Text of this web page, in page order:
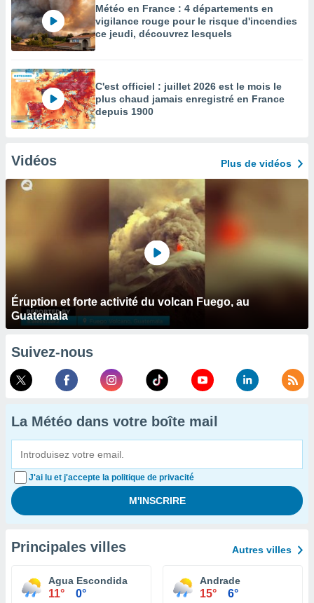
Météo en France : 4 départements en
vigilance rouge pour le risque d'incendies
ce jeudi, découvrez lesquels
C'est officiel : juillet 2026 est le mois le
plus chaud jamais enregistré en France
depuis 1900
Vidéos Plus de vidéos
Éruption et forte activité du volcan Fuego, au
Guatemala
Suivez-nous
La Météo dans votre boîte mail
J'ai lu et j'accepte la politique de privacité
Principales villes Autres villes
Agua Escondida
11° 0°
Andrade
15° 6°